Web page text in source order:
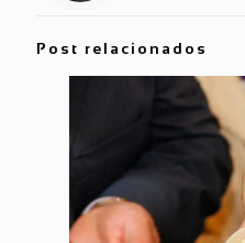
Post relacionados